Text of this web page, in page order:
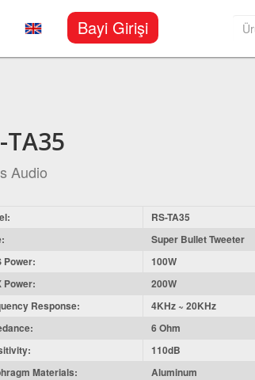
Bayi Girişi
TA35
Audio
RS-TA35
Super Bullet Tweeter
Power:
100W
Power:
200W
Response:
4KHz ~ 20KHz
6 Ohm
110dB
Materials:
Aluminum